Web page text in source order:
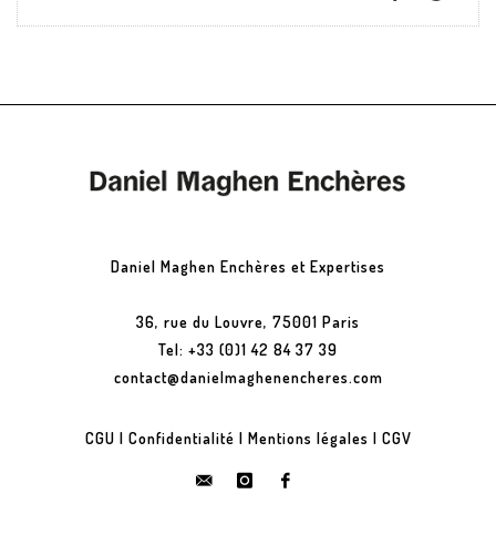
Daniel Maghen Enchères et Expertises
36, rue du Louvre, 75001 Paris
Tel: +33 (0)1 42 84 37 39
contact@danielmaghenencheres.com
CGU | Confidentialité | Mentions légales | CGV